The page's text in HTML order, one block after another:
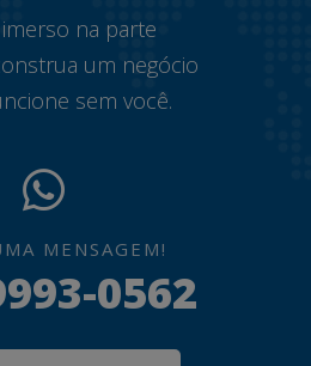
na parte
um negócio
sem você.
MENSAGEM!
0562